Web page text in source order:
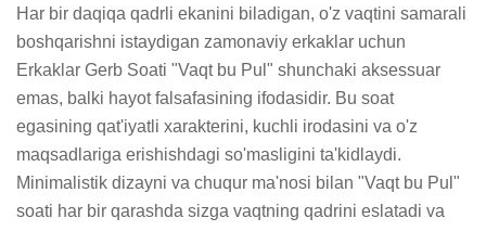
Har bir daqiqa qadrli ekanini biladigan, o'z vaqtini samarali
boshqarishni istaydigan zamonaviy erkaklar uchun
Erkaklar Gerb Soati "Vaqt bu Pul" shunchaki aksessuar
emas, balki hayot falsafasining ifodasidir. Bu soat
egasining qat'iyatli xarakterini, kuchli irodasini va o'z
maqsadlariga erishishdagi so'masligini ta'kidlaydi.
Minimalistik dizayni va chuqur ma'nosi bilan "Vaqt bu Pul"
soati har bir qarashda sizga vaqtning qadrini eslatadi va